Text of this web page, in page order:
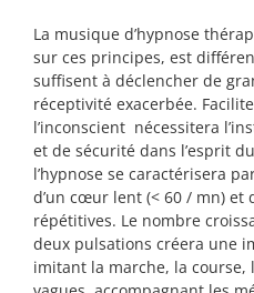
La musique d’hypnose
sur ces principes, est
suffisent à déclencher de
réceptivité exacerbée.
l’inconscient nécessitera
et de sécurité dans l’esprit
l’hypnose se caractérisera
d’un cœur lent (< 60 / mn) et
répétitives. Le nombre
deux pulsations créera une
imitant la marche, la course,